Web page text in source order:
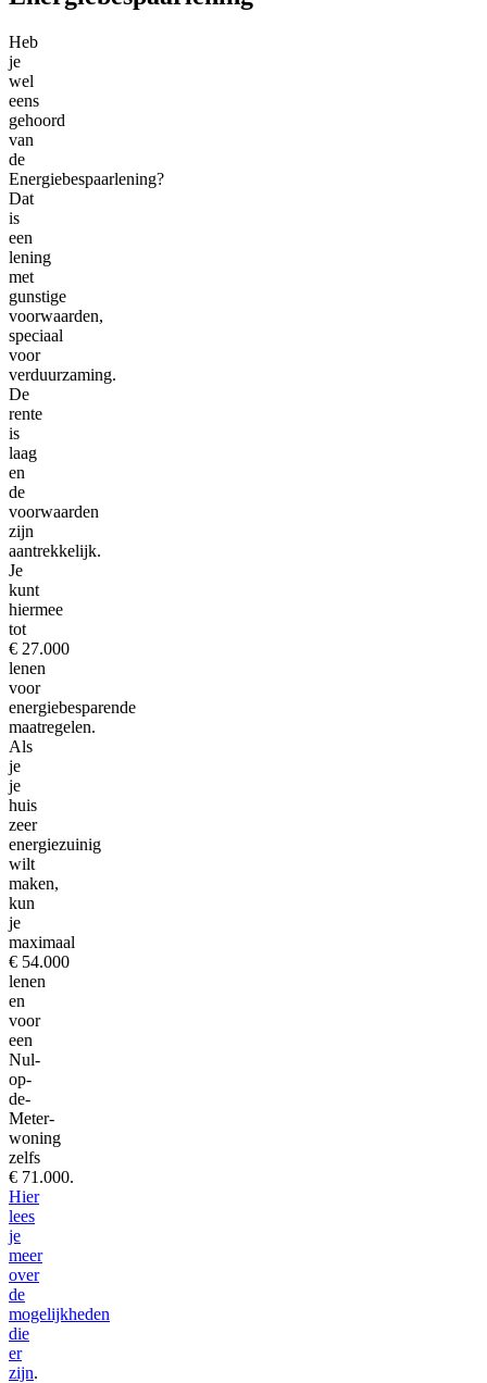
Heb
je
wel
eens
gehoord
van
de
Energiebespaarlening?
Dat
is
een
lening
met
gunstige
voorwaarden,
speciaal
voor
verduurzaming.
De
rente
is
laag
en
de
voorwaarden
zijn
aantrekkelijk.
Je
kunt
hiermee
tot
€ 27.000
lenen
voor
energiebesparende
maatregelen.
Als
je
je
huis
zeer
energiezuinig
wilt
maken,
kun
je
maximaal
€ 54.000
lenen
en
voor
een
Nul-
op-
de-
Meter-
woning
zelfs
€ 71.000.
Hier
lees
je
meer
over
de
mogelijkheden
die
er
zijn.